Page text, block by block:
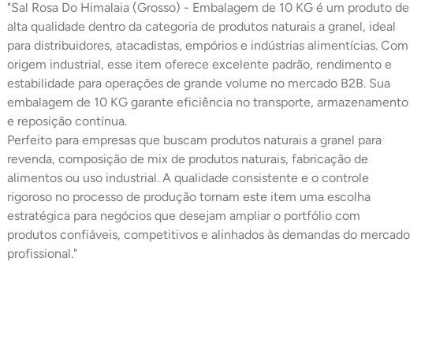
"Sal Rosa Do Himalaia (Grosso) - Embalagem de 10 KG é um produto de
alta qualidade dentro da categoria de produtos naturais a granel, ideal
para distribuidores, atacadistas, empórios e indústrias alimentícias. Com
origem industrial, esse item oferece excelente padrão, rendimento e
estabilidade para operações de grande volume no mercado B2B. Sua
embalagem de 10 KG garante eficiência no transporte, armazenamento
e reposição contínua.
Perfeito para empresas que buscam produtos naturais a granel para
revenda, composição de mix de produtos naturais, fabricação de
alimentos ou uso industrial. A qualidade consistente e o controle
rigoroso no processo de produção tornam este item uma escolha
estratégica para negócios que desejam ampliar o portfólio com
produtos confiáveis, competitivos e alinhados às demandas do mercado
profissional."